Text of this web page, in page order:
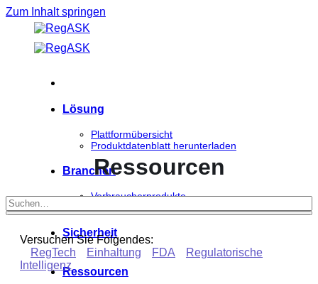
Zum Inhalt springen
Lösung
Plattformübersicht
Produktdatenblatt herunterladen
Branchen
Verbraucherprodukte
Sicherheit
Ressourcen
Ressourcen
Versuchen Sie Folgendes:
RegTech
Einhaltung FDA
Regulatorische
Intelligenz